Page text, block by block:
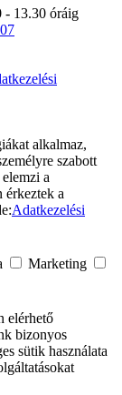
- 13.30 óráig
alkalmaz,
szabott
a
a
Adatkezelési
Marketing
elérhető
bizonyos
sütik használata